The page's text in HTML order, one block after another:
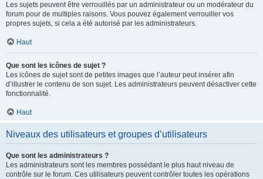
Les sujets peuvent être verrouillés par un administrateur ou un modérateur du
forum pour de multiples raisons. Vous pouvez également verrouiller vos
propres sujets, si cela a été autorisé par les administrateurs.
Haut
Que sont les icônes de sujet ?
Les icônes de sujet sont de petites images que l’auteur peut insérer afin
d’illustrer le contenu de son sujet. Les administrateurs peuvent désactiver cette
fonctionnalité.
Haut
Niveaux des utilisateurs et groupes d’utilisateurs
Que sont les administrateurs ?
Les administrateurs sont les membres possédant le plus haut niveau de
contrôle sur le forum. Ces utilisateurs peuvent contrôler toutes les opérations